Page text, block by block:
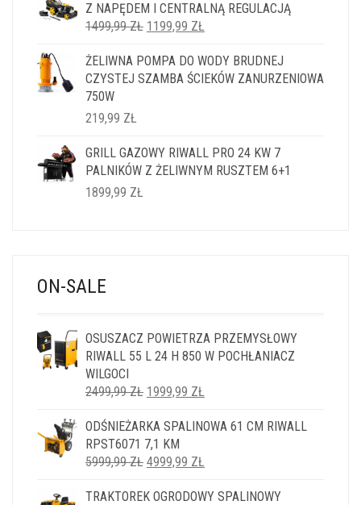
Z NAPĘDEM I CENTRALNĄ REGULACJĄ
1499,99ZŁ PIERWOTNA
WYNOSIŁA:
1499,99 ZŁ.
1199,99 ZŁ
WYNOSI:
1199,99 ZŁ.
ŻELIWNA POMPA DO WODY BRUDNEJ
CZYSTEJ SZAMBA ŚCIEKÓW ZANURZENIOWA
750W
219,99 ZŁ
GRILL GAZOWY RIWALL PRO 24 KW 7
PALNIKÓW Z ŻELIWNYM RUSZTEM 6+1
1899,99 ZŁ
ON-SALE
OSUSZACZ POWIETRZA PRZEMYSŁOWY
RIWALL 55 L 24 H 850 W POCHŁANIACZ
WILGOCI
2499,99ZŁ PIERWOTNA
WYNOSIŁA:
2499,99 ZŁ.
1999,99 ZŁ
WYNOSI:
ODŚNIEŻARKA SPALINOWA 61 CM RIWALL
RPST6071 7,1 KM
5999,99ZŁ PIERWOTNA
WYNOSIŁA:
4999,99 ZŁ
WYNOSI:
TRAKTOREK OGRODOWY SPALINOWY